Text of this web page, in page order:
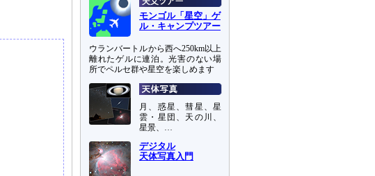
モンゴル「星空」ゲ
ル・キャンプツアー
ウランバートルから西へ250km以上
離れたゲルに連泊。光害のない場
所でペルセ群や星空を楽しめます
月、惑星、彗星、星
雲・星団、天の川、
星景、…
デジタル
天体写真入門